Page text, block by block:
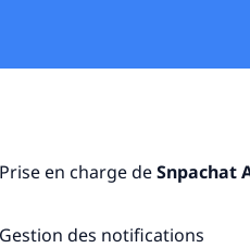
en charge deSnpachat
des notifications